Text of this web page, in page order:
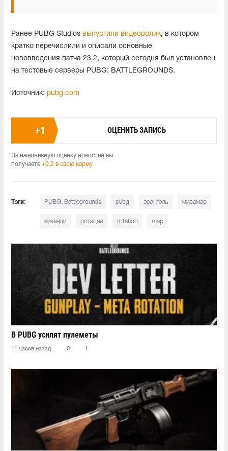
Ранее PUBG Studios выпустили видеоролик, в котором
кратко перечислили и описали основные
нововведения патча 23.2, который сегодня был установлен
на тестовые серверы PUBG: BATTLEGROUNDS.
Источник: pubg.com
+1 ОЦЕНИТЬ ЗАПИСЬ
За ежедневную оценку новостей вы
получаете +0.2 в свою карму
Тэги: PUBG: Battlegrounds pubg эрангель мирамар
викенди ротация rotation map
В PUBG усилят пулеметы
11 часов назад 0 1